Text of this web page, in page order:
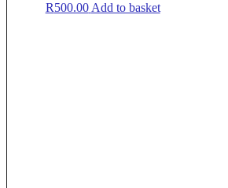
R500.00 Add to basket